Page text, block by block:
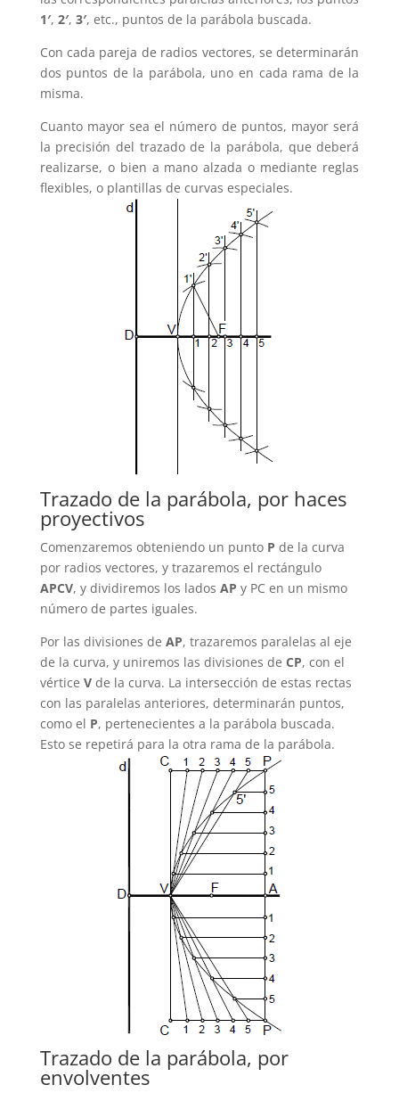
1′, 2′, 3′, etc., puntos de la parábola buscada.
Con cada pareja de radios vectores, se determinarán
dos puntos de la parábola, uno en cada rama de la
misma.
Cuanto mayor sea el número de puntos, mayor será
la precisión del trazado de la parábola, que deberá
realizarse, o bien a mano alzada o mediante reglas
flexibles, o plantillas de curvas especiales.
Trazado de la parábola, por haces
proyectivos
Comenzaremos obteniendo un punto P de la curva
por radios vectores, y trazaremos el rectángulo
APCV, y dividiremos los lados AP y PC en un mismo
número de partes iguales.
Por las divisiones de AP, trazaremos paralelas al eje
de la curva, y uniremos las divisiones de CP, con el
vértice Vde la curva. La intersección de estas rectas
con las paralelas anteriores, determinarán puntos,
como el P, pertenecientes a la parábola buscada.
Esto se repetirá para la otra rama de la parábola.
Trazado de la parábola, por
envolventes